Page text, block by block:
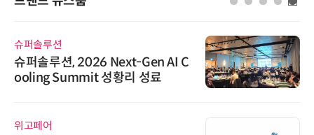
슈퍼솔루션
슈퍼솔루션, 2026 Next-Gen AI C
ooling Summit 성황리 성료
위고페어